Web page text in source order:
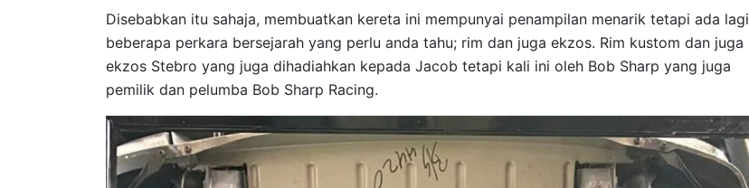
Disebabkan itu sahaja, membuatkan kereta ini mempunyai penampilan menarik tetapi ada lagi
beberapa perkara bersejarah yang perlu anda tahu; rim dan juga ekzos. Rim kustom dan juga
ekzos Stebro yang juga dihadiahkan kepada Jacob tetapi kali ini oleh Bob Sharp yang juga
pemilik dan pelumba Bob Sharp Racing.